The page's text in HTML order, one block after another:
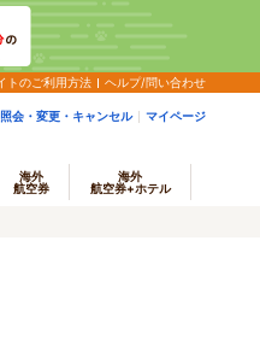
トのご利用方法 ヘルプ/問い合わせ
会・変更・キャンセル マイページ
海外
航空券
海外
航空券+ホテル